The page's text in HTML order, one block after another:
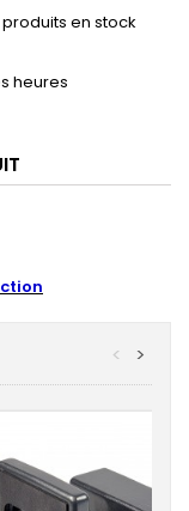
produits en stock
heures
>
<